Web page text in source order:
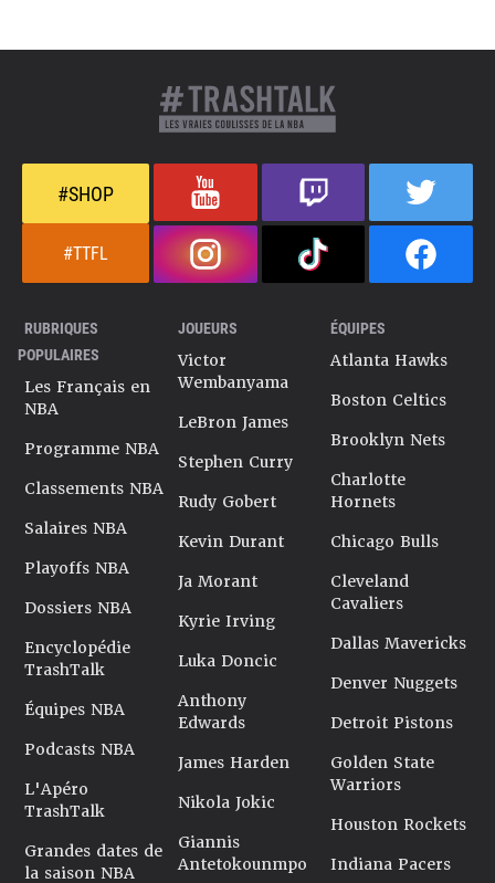
#SHOP
#TTFL
RUBRIQUES
POPULAIRES
Les Français en
NBA
Programme NBA
Classements NBA
Salaires NBA
Playoffs NBA
Dossiers NBA
Encyclopédie
TrashTalk
Équipes NBA
Podcasts NBA
L'Apéro
TrashTalk
Grandes dates de
la saison NBA
JOUEURS
Victor
Wembanyama
LeBron James
Stephen Curry
Rudy Gobert
Kevin Durant
Ja Morant
Kyrie Irving
Luka Doncic
Anthony
Edwards
James Harden
Nikola Jokic
Giannis
Antetokounmpo
ÉQUIPES
Atlanta Hawks
Boston Celtics
Brooklyn Nets
Charlotte
Hornets
Chicago Bulls
Cleveland
Cavaliers
Dallas Mavericks
Denver Nuggets
Detroit Pistons
Golden State
Warriors
Houston Rockets
Indiana Pacers